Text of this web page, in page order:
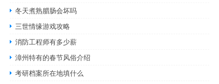
冬天煮熟腊肠会坏吗
三世情缘游戏攻略
消防工程师有多少薪
漳州特有的春节风俗介绍
考研档案所在地填什么